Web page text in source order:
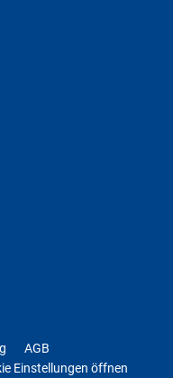
AGB
Einstellungen öffnen